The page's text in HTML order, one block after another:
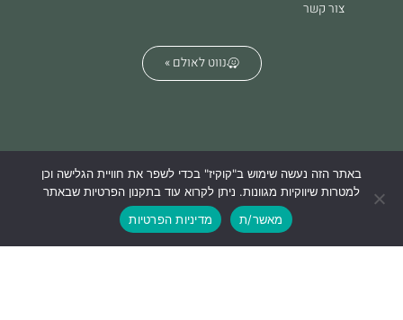
צור קשר
נווט לאולם »
הצהרת נגישות מדיניות הפרטיות
We build & design websites. what's your superpower?Lifko Digital
באתר הזה נעשה שימוש ב"קוקיז" בכדי לשפר את חוויית הגלישה וכן
למטרות שיווקיות מגוונות. ניתן לקרוא עוד בתקנון הפרטיות שבאתר
מאשר/ת
מדיניות הפרטיות